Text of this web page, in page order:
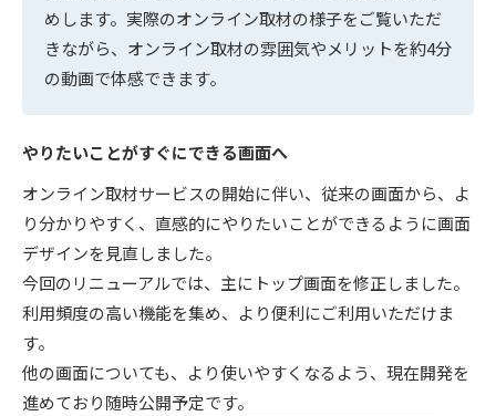
めします。実際のオンライン取材の様子をご覧いただ
きながら、オンライン取材の雰囲気やメリットを約4分
の動画で体感できます。
やりたいことがすぐにできる画面へ
オンライン取材サービスの開始に伴い、従来の画面から、よ
り分かりやすく、直感的にやりたいことができるように画面
デザインを見直しました。
今回のリニューアルでは、主にトップ画面を修正しました。
利用頻度の高い機能を集め、より便利にご利用いただけま
す。
他の画面についても、より使いやすくなるよう、現在開発を
進めており随時公開予定です。